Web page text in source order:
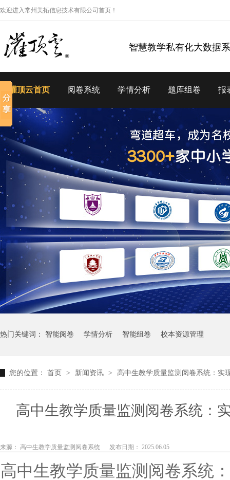
欢迎进入常州美拓信息技术有限公司首页！
智慧教学私有化大数据
灌顶云首页 阅卷系统 学情分析 题库组卷 报
热门关键词： 智能阅卷 学情分析 智能组卷 校本资源管理
您的位置： 首页 > 新闻资讯 > 高中生教学质量监测阅卷系统：实
高中生教学质量监测阅卷系统：
来源： 高中生教学质量监测阅卷系统 发布日期： 2025.06.05
高中生教学质量监测阅卷系统